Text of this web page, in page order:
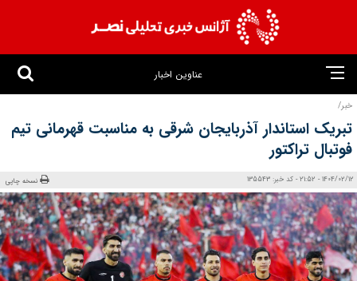
عناوین اخبار
خبر/
تبریک استاندار آذربایجان شرقی به مناسبت قهرمانی تیم
فوتبال تراکتور
1404/02/12 - 21:52 - کد خبر: 135543 نسخه چاپی